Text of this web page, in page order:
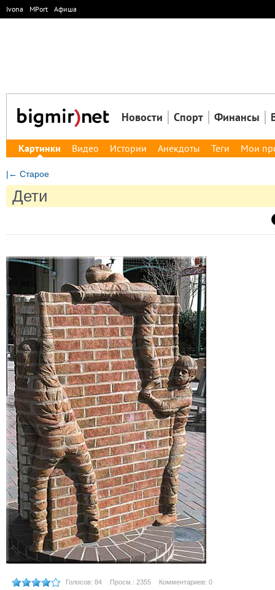
Ivona MPort Афиша
Новости Спорт Финансы
Картинки Видео Истории Анекдоты Теги Мои
|← Старое
Дети
Голосов: 84 Просм.: 2355 Комментариев: 0